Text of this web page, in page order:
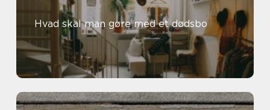
Hvad skal man gøre med et dødsbo